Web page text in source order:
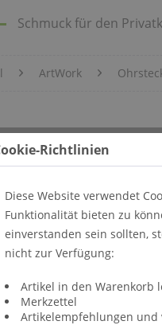
Schmuck für den
ArtWork
Richtlinien
Diese Website verwendet
Funktionalität bieten zu
einverstanden sein sollten,
nicht zur Verfügung:
Artikel in den Warenkorb
Merkzettel
Artikelempfehlungen und